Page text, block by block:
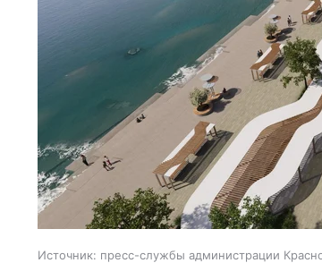
Источник: пресс-службы администрации